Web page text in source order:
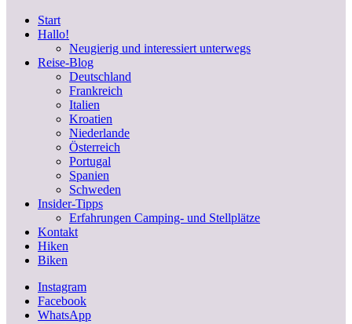
Start
Hallo!
Neugierig und interessiert unterwegs
Reise-Blog
Deutschland
Frankreich
Italien
Kroatien
Niederlande
Österreich
Portugal
Spanien
Schweden
Insider-Tipps
Erfahrungen Camping- und Stellplätze
Kontakt
Hiken
Biken
Instagram
Facebook
WhatsApp